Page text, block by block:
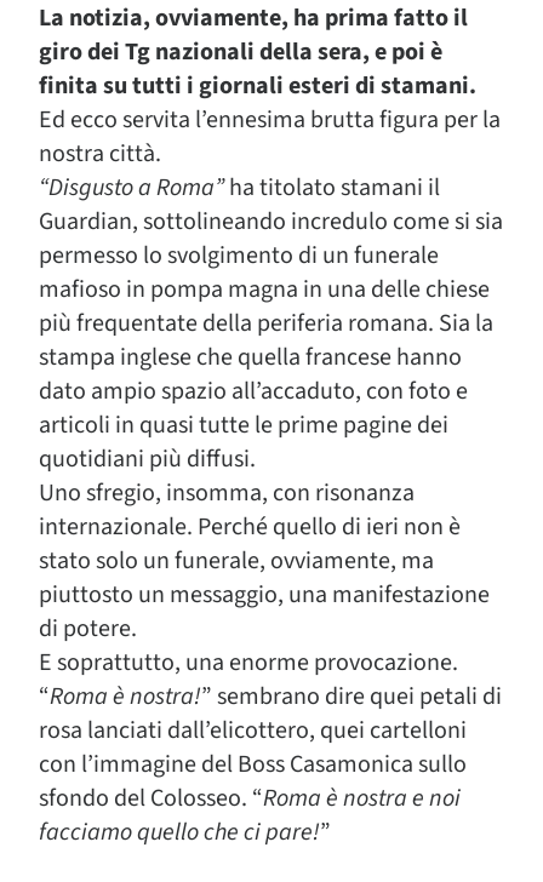
La notizia, ovviamente, ha prima fatto il
giro dei Tg nazionali della sera, e poi è
finita su tutti i giornali esteri di stamani.
Ed ecco servita l’ennesima brutta figura per la
nostra città.
“Disgusto a Roma”ha titolato stamani il
Guardian, sottolineando incredulo come si sia
permesso lo svolgimento di un funerale
mafioso in pompa magna in una delle chiese
più frequentate della periferia romana. Sia la
stampa inglese che quella francese hanno
dato ampio spazio all’accaduto, con foto e
articoli in quasi tutte le prime pagine dei
quotidiani più diffusi.
Uno sfregio, insomma, con risonanza
internazionale. Perché quello di ieri non è
stato solo un funerale, ovviamente, ma
piuttosto un messaggio, una manifestazione
di potere.
E soprattutto, una enorme provocazione.
“Roma è nostra!” sembrano dire quei petali di
rosa lanciati dall’elicottero, quei cartelloni
con l’immagine del Boss Casamonica sullo
sfondo del Colosseo. “Roma è nostra e noi
facciamo quello che ci pare!”